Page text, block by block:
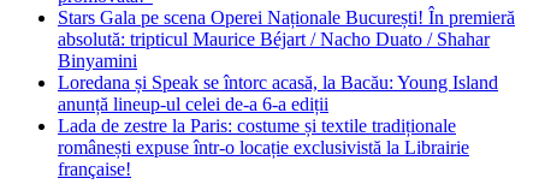
Stars Gala pe scena Operei Naționale București! În premieră
absolută: tripticul Maurice Béjart / Nacho Duato / Shahar
Binyamini
Loredana și Speak se întorc acasă, la Bacău: Young Island
anunță lineup-ul celei de-a 6-a ediții
Lada de zestre la Paris: costume și textile tradiționale
românești expuse într-o locație exclusivistă la Librairie
française!